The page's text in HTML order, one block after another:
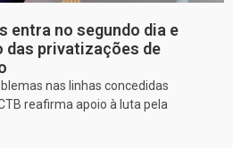
entra no segundo dia e
das privatizações de
nas linhas concedidas
reafirma apoio à luta pela